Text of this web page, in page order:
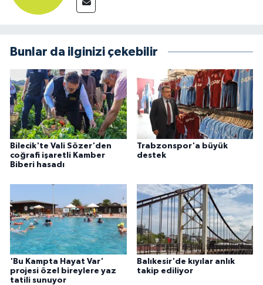
Bunlar da ilginizi çekebilir
Bilecik'te Vali Sözer'den
coğrafi işaretli Kamber
Biberi hasadı
Trabzonspor'a büyük
destek
'Bu Kampta Hayat Var'
projesi özel bireylere yaz
tatili sunuyor
Balıkesir'de kıyılar anlık
takip ediliyor